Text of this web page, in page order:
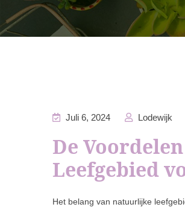
Juli 6, 2024 Lodewijk
De
Leefgebied
Het belang van natuurlijke